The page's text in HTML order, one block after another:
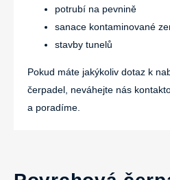
potrubí na pevnině
sanace kontaminované
stavby tunelů
Pokud máte jakýkoliv dotaz k
čerpadel, neváhejte nás
a poradíme.